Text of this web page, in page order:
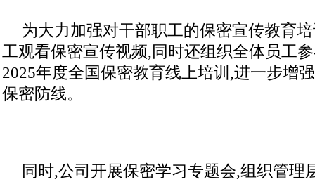
为大力加强对干部职工的保密宣传教育
工观看保密宣传视频,同时还组织全体员工
2025年度全国保密教育线上培训,进一步增
保密防线。
同时,公司开展保密学习专题会,组织管理